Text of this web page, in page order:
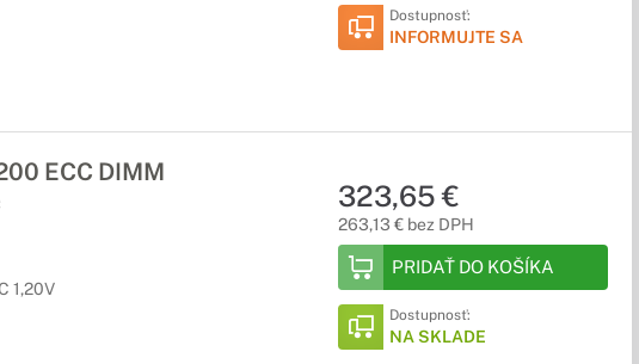
Dostupnosť:
INFORMUJTE SA
ECC DIMM
1,20V
323,65 €
263,13 € bez DPH
PRIDAŤ DO KOŠÍKA
Dostupnosť:
NA SKLADE